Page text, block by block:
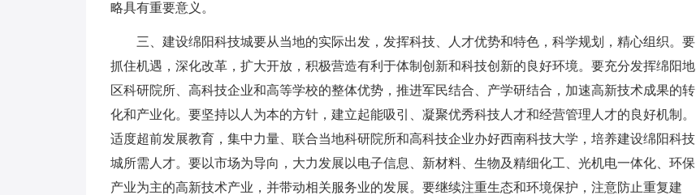
略具有重要意义。
三、建设绵阳科技城要从当地的实际出发，发挥科技、人才优势和特色，科学规划，精心组织。要
抓住机遇，深化改革，扩大开放，积极营造有利于体制创新和科技创新的良好环境。要充分发挥绵阳地
区科研院所、高科技企业和高等学校的整体优势，推进军民结合、产学研结合，加速高新技术成果的转
化和产业化。要坚持以人为本的方针，建立起能吸引、凝聚优秀科技人才和经营管理人才的良好机制。
适度超前发展教育，集中力量、联合当地科研院所和高科技企业办好西南科技大学，培养建设绵阳科技
城所需人才。要以市场为导向，大力发展以电子信息、新材料、生物及精细化工、光机电一体化、环保
产业为主的高新技术产业，并带动相关服务业的发展。要继续注重生态和环境保护，注意防止重复建